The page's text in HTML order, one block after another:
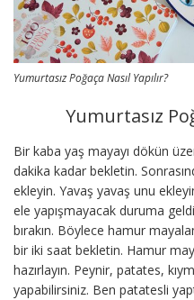
Yumurtasız Poğaça Nasıl Yapılır?
Yumurtasız
Bir kaba yaş mayayı dökün
dakika kadar bekletin.
ekleyin. Yavaş yavaş unu
ele yapışmayacak duruma
bırakın. Böylece hamur
bir iki saat bekletin. Hamur
hazırlayın. Peynir, patates,
yapabilirsiniz. Ben patatesli